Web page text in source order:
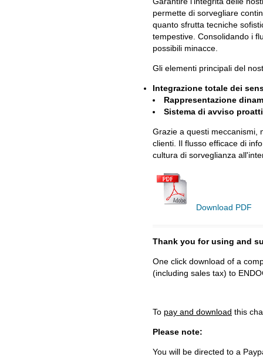
permette di sorvegliare
quanto sfrutta tecniche
tempestive. Consolidando i
possibili minacce.
Gli elementi principali del
Integrazione totale dei
Rappresentazione
Sistema di avviso
Grazie a questi meccanismi,
clienti. Il flusso efficace di
cultura di sorveglianza
Download PDF
Thank you for using and
One click download of a
(including sales tax) to
To pay and download this
Please note:
You will be directed to a